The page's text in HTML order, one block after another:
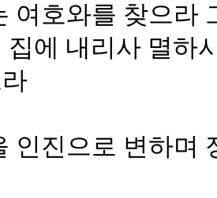
여호와를 찾으라
집에 내리사 멸하
인진으로 변하며